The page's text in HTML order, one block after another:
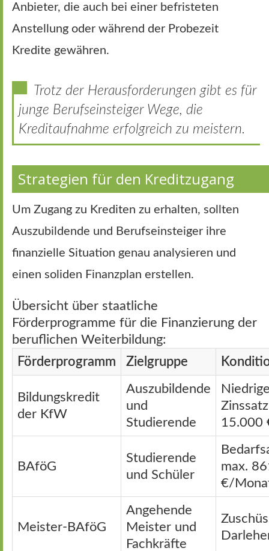
Anbieter, die auch bei einer befristeten
Anstellung oder während der Probezeit
Kredite gewähren.
Trotz der Herausforderungen gibt es für
junge Berufseinsteiger Wege, die
Kreditaufnahme erfolgreich zu meistern.
Strategien für den Kreditzugang
Um Zugang zu Krediten zu erhalten, sollten
Auszubildende und Berufseinsteiger ihre
finanzielle Situation genau analysieren und
einen soliden Finanzplan erstellen.
Übersicht über staatliche
Förderprogramme für die Finanzierung der
beruflichen Weiterbildung:
Förderprogramm
Zielgruppe
Bildungskredit
der KfW
Auszubildende
und
Studierende
15.000
BAföG
Studierende
und Schüler
max.
€/
Meister-BAföG
Angehende
Meister und
Fachkräfte